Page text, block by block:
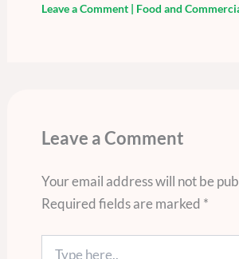
Leave a Comment | Food and
Leave a Comment
Your email address will not be
Required fields are marked *